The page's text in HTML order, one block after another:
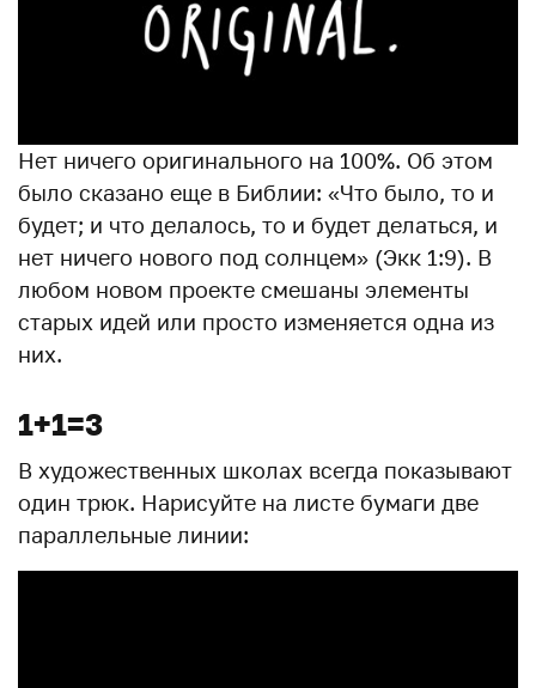
Нет ничего оригинального на 100%. Об этом
было сказано еще в Библии: «Что было, то и
будет; и что делалось, то и будет делаться, и
нет ничего нового под солнцем» (Экк 1:9). В
любом новом проекте смешаны элементы
старых идей или просто изменяется одна из
них.
1+1=3
В художественных школах всегда показывают
один трюк. Нарисуйте на листе бумаги две
параллельные линии: